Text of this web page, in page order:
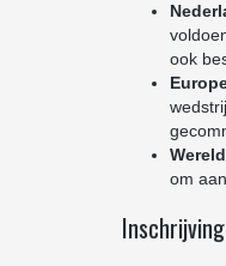
ook
om
Inschrijving